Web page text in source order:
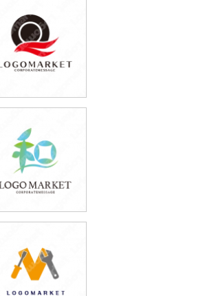
39,800円
(税込43,780円)
39,800円
(税込43,780円)
39,800円
(税込43,780円)